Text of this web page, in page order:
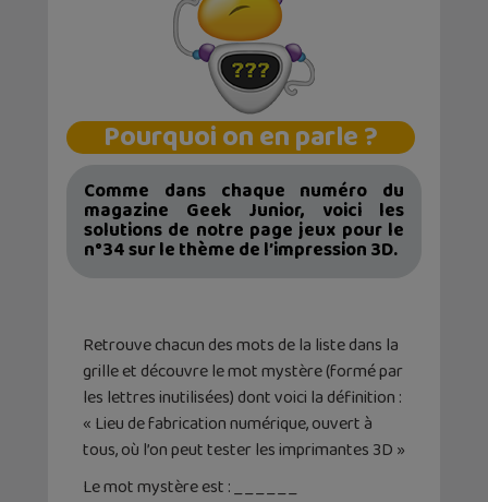
Pourquoi on en parle ?
Comme dans chaque numéro du
magazine Geek Junior, voici les
solutions de notre page jeux pour le
n°34 sur le thème de l’impression 3D.
Retrouve chacun des mots de la liste dans la
grille et découvre le mot mystère (formé par
les lettres inutilisées) dont voici la définition :
« Lieu de fabrication numérique, ouvert à
tous, où l’on peut tester les imprimantes 3D »
Le mot mystère est : _ _ _ _ _ _